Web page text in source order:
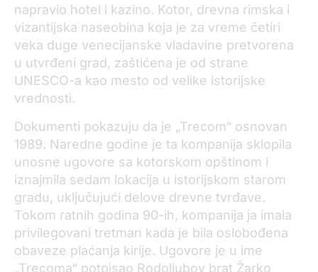
napravio hotel i kazino. Kotor, drevna rimska i
vizantijska naseobina koja je za vreme četiri
veka duge venecijanske vladavine pretvorena
u utvrđeni grad, zaštićena je od strane
UNESCO-a kao mesto od velike istorijske
vrednosti.
Dokumenti pokazuju da je „Trecom“ osnovan
1989. Naredne godine je ta kompanija sklopila
unosne ugovore sa kotorskom opštinom i
iznajmila sedam lokacija u istorijskom starom
gradu, uključujući delove drevne tvrđave.
Tokom ratnih godina 90-ih, kompanija ja imala
privilegovani tretman kada je bila oslobođena
obaveze plaćanja kirije. Ugovore je u ime
„Trecoma“ potpisao Rodoljubov brat Žarko